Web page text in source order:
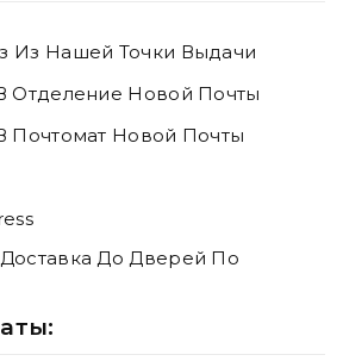
Из Нашей Точки Выдачи
Отделение Новой Почты
Почтомат Новой Почты
До Дверей По